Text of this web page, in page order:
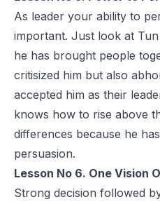
As leader your ability to
important. Just look at
he has brought people
critisized him but also
accepted him as their
knows how to rise above
differences because he
persuasion.
Lesson No 6. One Vision
Strong decision followed